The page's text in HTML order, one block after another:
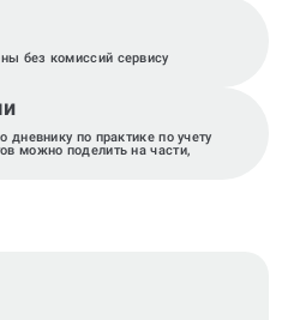
без комиссий сервису
дневнику по практике по учету
можно поделить на части,